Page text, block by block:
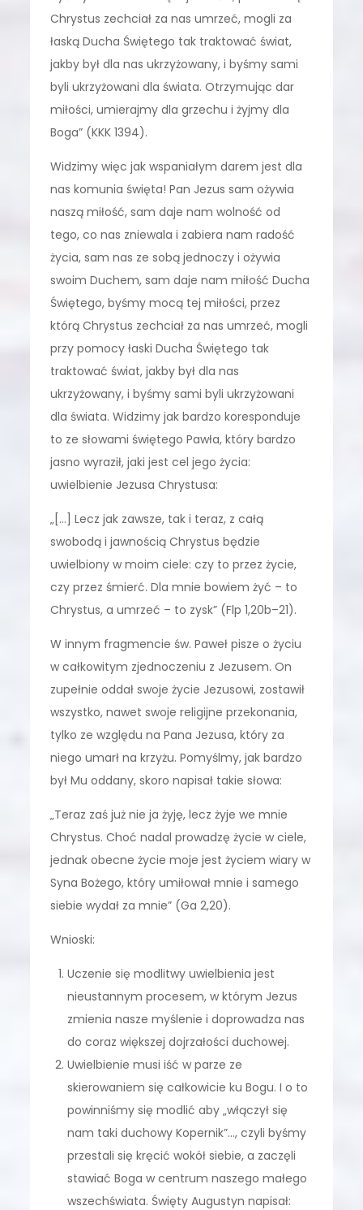
Chrystus zechciał za nas umrzeć, mogli za
łaską Ducha Świętego tak traktować świat,
jakby był dla nas ukrzyżowany, i byśmy sami
byli ukrzyżowani dla świata. Otrzymując dar
miłości, umierajmy dla grzechu i żyjmy dla
Boga” (KKK 1394).
Widzimy więc jak wspaniałym darem jest dla
nas komunia święta! Pan Jezus sam ożywia
naszą miłość, sam daje nam wolność od
tego, co nas zniewala i zabiera nam radość
życia, sam nas ze sobą jednoczy i ożywia
swoim Duchem, sam daje nam miłość Ducha
Świętego, byśmy mocą tej miłości, przez
którą Chrystus zechciał za nas umrzeć, mogli
przy pomocy łaski Ducha Świętego tak
traktować świat, jakby był dla nas
ukrzyżowany, i byśmy sami byli ukrzyżowani
dla świata. Widzimy jak bardzo koresponduje
to ze słowami świętego Pawła, który bardzo
jasno wyraził, jaki jest cel jego życia:
uwielbienie Jezusa Chrystusa:
„[…] Lecz jak zawsze, tak i teraz, z całą
swobodą i jawnością Chrystus będzie
uwielbiony w moim ciele: czy to przez życie,
czy przez śmierć. Dla mnie bowiem żyć – to
Chrystus, a umrzeć – to zysk” (Flp 1,20b–21).
W innym fragmencie św. Paweł pisze o życiu
w całkowitym zjednoczeniu z Jezusem. On
zupełnie oddał swoje życie Jezusowi, zostawił
wszystko, nawet swoje religijne przekonania,
tylko ze względu na Pana Jezusa, który za
niego umarł na krzyżu. Pomyślmy, jak bardzo
był Mu oddany, skoro napisał takie słowa:
„Teraz zaś już nie ja żyję, lecz żyje we mnie
Chrystus. Choć nadal prowadzę życie w ciele,
jednak obecne życie moje jest życiem wiary w
Syna Bożego, który umiłował mnie i samego
siebie wydał za mnie” (Ga 2,20).
Wnioski:
Uczenie się modlitwy uwielbienia jest
nieustannym procesem, w którym Jezus
zmienia nasze myślenie i doprowadza nas
do coraz większej dojrzałości duchowej.
Uwielbienie musi iść w parze ze
skierowaniem się całkowicie ku Bogu. I o to
powinniśmy się modlić aby „włączył się
nam taki duchowy Kopernik”…, czyli byśmy
przestali się kręcić wokół siebie, a zaczęli
stawiać Boga w centrum naszego małego
wszechświata. Święty Augustyn napisał: